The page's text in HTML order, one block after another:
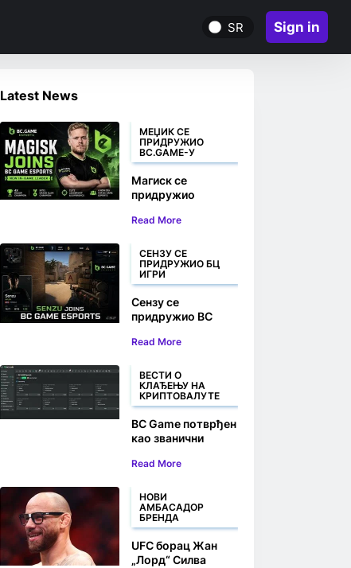
SR Sign in
Latest News
МЕЏИК СЕ
ПРИДРУЖИО
BC.GAME-У
Магиск се
придружио
у као нови лидер у
Read More
СЕНЗУ СЕ
ПРИДРУЖИО БЦ
ИГРИ
Сензу се
придружио BC
тиму
Read More
ВЕСТИ О
КЛАЂЕЊУ НА
КРИПТОВАЛУТЕ
BC Game потврђен
као званични
Fight Night 2025
Read More
НОВИ
АМБАСАДОР
БРЕНДА
UFC борац Жан
„Лорд“ Силва